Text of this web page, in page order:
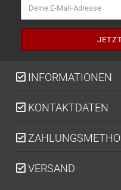
INFORMATIONEN
KONTAKTDATEN
VERSAND